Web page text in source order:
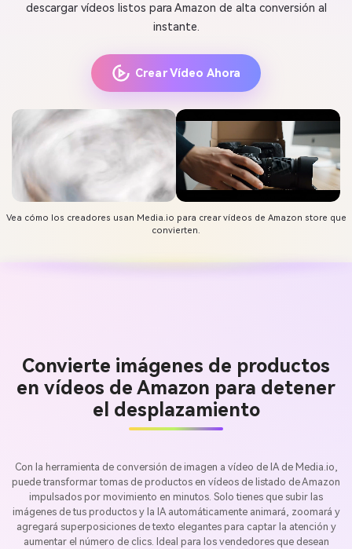
descargar vídeos listos para Amazon de alta conversión al
instante.
Crear Vídeo Ahora
Vea cómo los creadores usan Media.io para crear vídeos de Amazon store que
convierten.
Convierte imágenes de productos
en vídeos de Amazon para detener
el desplazamiento
Con la herramienta de conversión de imagen a vídeo de IA de Media.io,
puede transformar tomas de productos en vídeos de listado de Amazon
impulsados por movimiento en minutos. Solo tienes que subir las
imágenes de tus productos y la IA automáticamente animará, zoomará y
agregará superposiciones de texto elegantes para captar la atención y
aumentar el número de clics. Ideal para los vendedores que desean